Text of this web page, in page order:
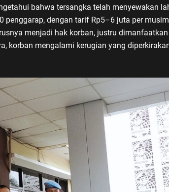
bahwa tersangka telah menyewakan
penggarap, dengan tarif Rp5–6 juta per
menjadi hak korban, justru
korban mengalami kerugian yang